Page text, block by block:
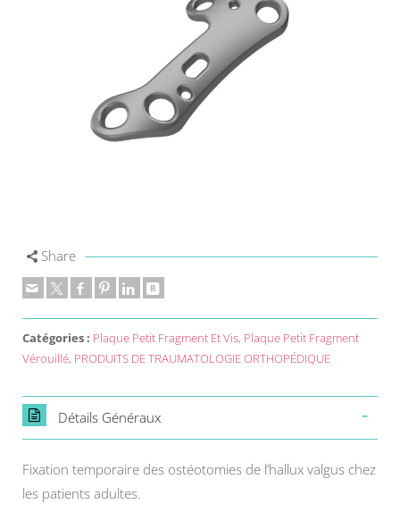
Share
Catégories : Plaque Petit Fragment Et Vis, Plaque Petit Fragment
Vérouillé, PRODUITS DE TRAUMATOLOGIE ORTHOPÉDIQUE
Détails Généraux
Fixation temporaire des ostéotomies de l’hallux valgus chez
les patients adultes.